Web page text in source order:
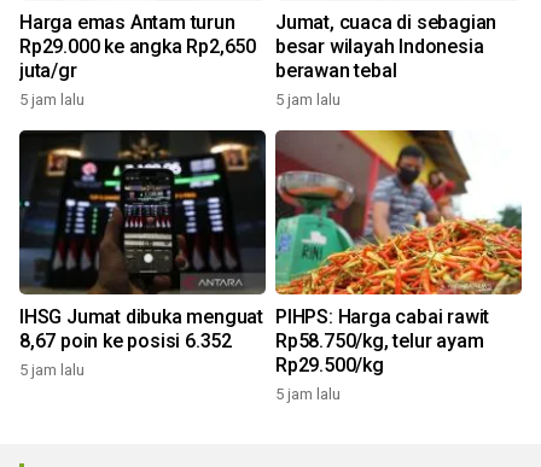
Harga emas Antam turun
Rp29.000 ke angka Rp2,650
juta/gr
5 jam lalu
Jumat, cuaca di sebagian
besar wilayah Indonesia
berawan tebal
5 jam lalu
IHSG Jumat dibuka menguat
8,67 poin ke posisi 6.352
5 jam lalu
PIHPS: Harga cabai rawit
Rp58.750/kg, telur ayam
Rp29.500/kg
5 jam lalu